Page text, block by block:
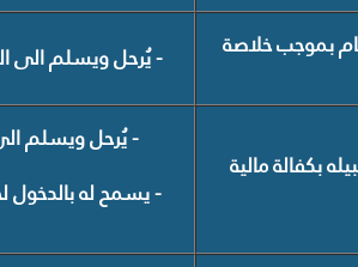
بموجب خلاصة
- يُرحل ويسلم الى
بكفالة مالية
- يُرحل ويسلم
- يسمح له بالدخول